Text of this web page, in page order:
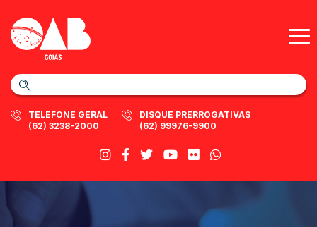
TELEFONE GERAL
(62) 3238-2000
DISQUE PRERROGATIVAS
(62) 99976-9900